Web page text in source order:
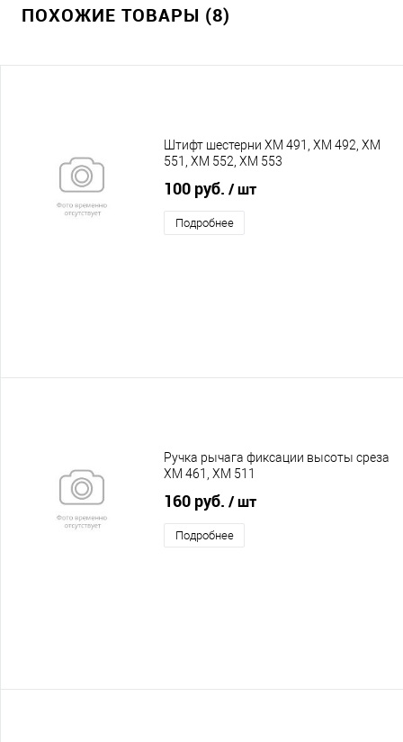
ПОХОЖИЕ ТОВАРЫ (8)
Штифт шестерни XM 491, XM 492, XM
551, XM 552, XM 553
100 руб. / шт
Подробнее
Ручка рычага фиксации высоты среза
XM 461, XM 511
160 руб. / шт
Подробнее